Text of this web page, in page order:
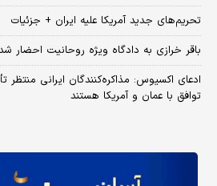
تحریم‌های جدید آمریکا علیه ایران + جزئیات
باقر خرازی به دادگاه ویژه روحانیت احضار
ادعای اکسیوس: مذاکره‌کنندگان ایرانی منتظر
توافق با عمان و آمریکا هستند